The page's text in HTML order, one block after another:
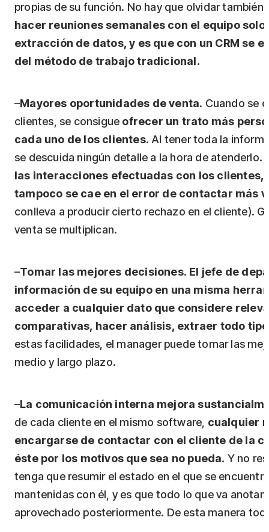
propias de su función. No hay que olvidar
hacer reuniones semanales con el equipo
extracción de datos, y es que con un CRM se
del método de trabajo tradicional.
–Mayores oportunidades de venta. Cuando se
clientes, se consigue ofrecer un trato más
cada uno de los clientes. Al tener toda la
se descuida ningún detalle a la hora de atenderlo.
las interacciones efectuadas con los clientes,
tampoco se cae en el error de contactar más
conlleva a producir cierto rechazo en el cliente).
venta se multiplican.
–Tomar las mejores decisiones. El jefe de
información de su equipo en una misma
acceder a cualquier dato que considere
comparativas, hacer análisis, extraer todo
estas facilidades, el manager puede tomar las
medio y largo plazo.
–La comunicación interna mejora
de cada cliente en el mismo software, cualquier
encargarse de contactar con el cliente de la
éste por los motivos que sea no pueda. Y no
tenga que resumir el estado en el que se
mantenidas con él, y es que todo lo que va
aprovechado posteriormente. De esta manera